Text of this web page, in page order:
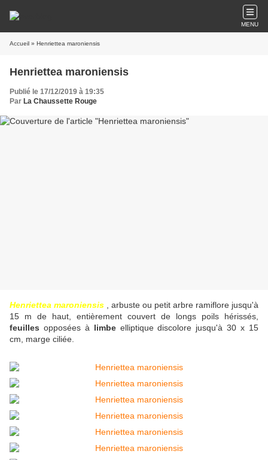
MENU
Accueil » Henriettea maroniensis
Henriettea maroniensis
Publié le 17/12/2019 à 19:35
Par La Chaussette Rouge
Henriettea maroniensis , arbuste ou petit arbre ramiflore jusqu'à
15 m de haut, entièrement couvert de longs poils hérissés,
feuilles opposées à limbeelliptique discolore jusqu'à 30 x 15
cm, marge ciliée.